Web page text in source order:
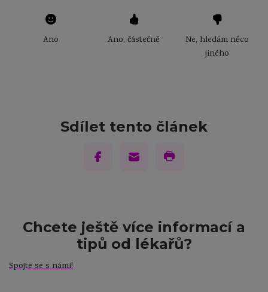
Ano Ano, částečně
Ne, hledám něco
jiného
Vás dále zajímala? Napište nám!
nebo jste nenašla informace, které hledáte? Napište
Sdílet tento článek
Chcete ještě více informací a
tipů od lékařů?
Spojte se s námi!